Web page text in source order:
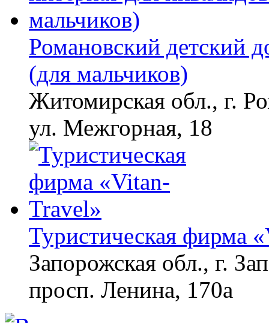
Романовский детский
(для мальчиков)
Житомирская обл., г.
ул. Межгорная, 18
Туристическая фирма
Запорожская обл., г.
просп. Ленина, 170а